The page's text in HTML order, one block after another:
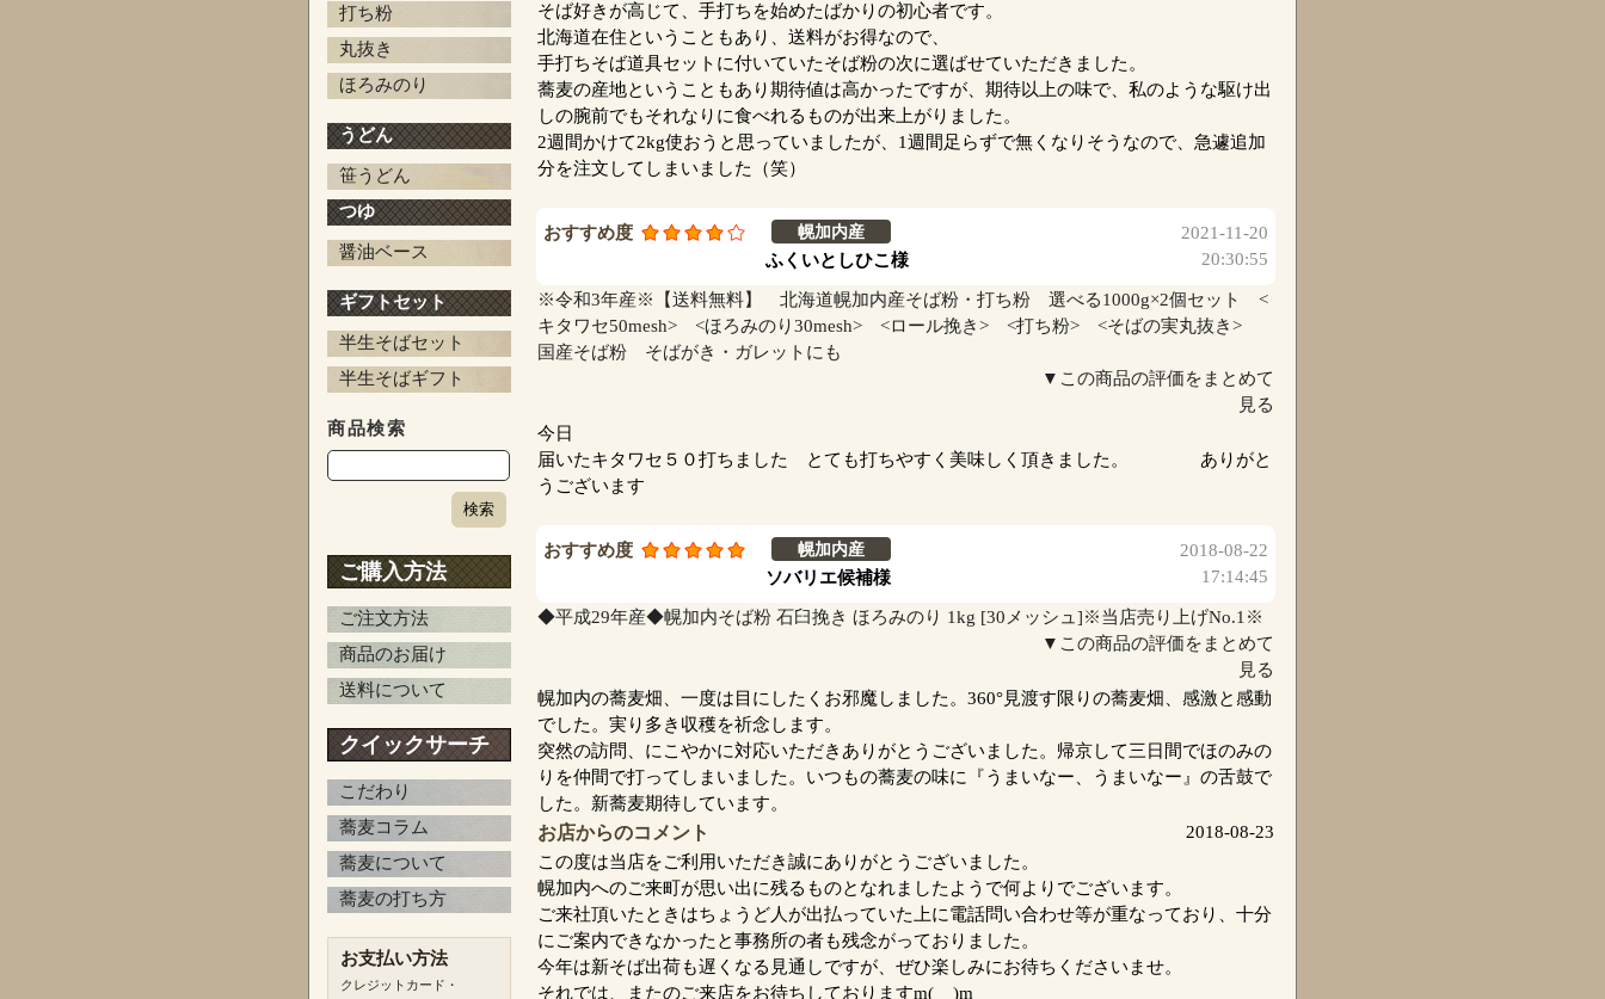
打ち粉
丸抜き
ほろみのり
うどん
笹うどん
つゆ
醤油ベース
ギフトセット
半生そばセット
半生そばギフト
商品検索
ご購入方法
ご注文方法
商品のお届け
送料について
クイックサーチ
こだわり
蕎麦コラム
蕎麦について
蕎麦の打ち方
お支払い方法
クレジットカード・
そば好きが高じて、手打ちを始めたばかりの初心者です。
北海道在住ということもあり、送料がお得なので、
手打ちそば道具セットに付いていたそば粉の次に選ばせていただきました。
蕎麦の産地ということもあり期待値は高かったですが、期待以上の味で、私のような駆け出
しの腕前でもそれなりに食べれるものが出来上がりました。
2週間かけて2kg使おうと思っていましたが、1週間足らずで無くなりそうなので、急遽追加
分を注文してしまいました（笑）
おすすめ度 幌加内産
ふくいとしひこ様
2021-11-20
20:30:55
※令和3年産※【送料無料】 北海道幌加内産そば粉・打ち粉 選べる1000g×2個セット <
キタワセ50mesh> <ほろみのり30mesh> <ロール挽き> <打ち粉> <そばの実丸抜き>
国産そば粉 そばがき・ガレットにも
▼この商品の評価をまとめて
見る
今日
届いたキタワセ５０打ちました とても打ちやすく美味しく頂きました。 ありがと
うございます
おすすめ度 幌加内産
ソバリエ候補様
2018-08-22
17:14:45
◆平成29年産◆幌加内そば粉 石臼挽き ほろみのり 1kg [30メッシュ]※当店売り上げNo.1※
▼この商品の評価をまとめて
見る
幌加内の蕎麦畑、一度は目にしたくお邪魔しました。360°見渡す限りの蕎麦畑、感激と感動
でした。実り多き収穫を祈念します。
突然の訪問、にこやかに対応いただきありがとうございました。帰京して三日間でほのみの
りを仲間で打ってしまいました。いつもの蕎麦の味に『うまいなー、うまいなー』の舌鼓で
した。新蕎麦期待しています。
お店からのコメント
2018-08-23
この度は当店をご利用いただき誠にありがとうございました。
幌加内へのご来町が思い出に残るものとなれましたようで何よりでございます。
ご来社頂いたときはちょうど人が出払っていた上に電話問い合わせ等が重なっており、十分
にご案内できなかったと事務所の者も残念がっておりました。
今年は新そば出荷も遅くなる見通しですが、ぜひ楽しみにお待ちくださいませ。
それでは、またのご来店をお待ちしておりますm(__)m